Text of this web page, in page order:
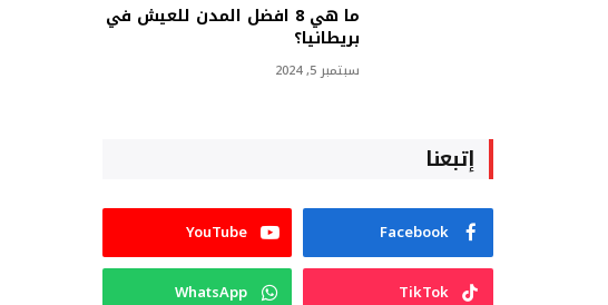
ما هي 8 افضل المدن للعيش في
بريطانيا؟
سبتمبر 5, 2024
إتبعنا
Facebook
YouTube
TikTok
WhatsApp